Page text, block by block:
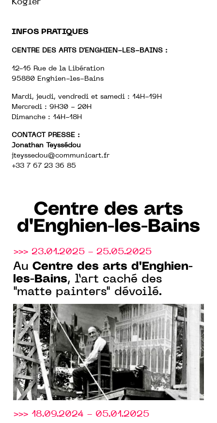
Kogler
INFOS PRATIQUES
CENTRE DES ARTS D'ENGHIEN-LES-BAINS :
12-16 Rue de la Libération
95880 Enghien-les-Bains
Mardi, jeudi, vendredi et samedi : 14H-19H
Mercredi : 9H30 - 20H
Dimanche : 14H-18H
CONTACT PRESSE :
Jonathan Teyssédou
jteyssedou@communicart.fr
+33 7 67 23 36 85
Centre des arts
d'Enghien-les-Bains
>>> 23.01.2025 - 25.05.2025
Au Centre des arts d'Enghien-
les-Bains, l’art caché des
"matte painters" dévoilé.
>>> 18.09.2024 - 05.01.2025